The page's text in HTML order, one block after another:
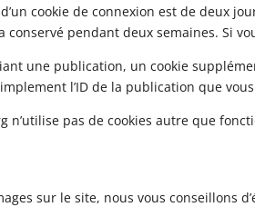
cookie de connexion est de deux
conservé pendant deux semaines. Si
une publication, un cookie
l’ID de la publication que
n’utilise pas de cookies autre que
sur le site, nous vous conseillons